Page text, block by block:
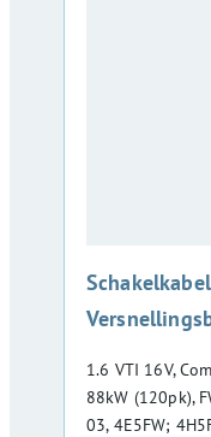
Schakelkabel
1.6 VTI 16V,
88kW (120pk),
03, 4E5FW;